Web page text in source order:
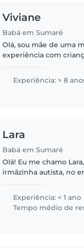
Viviane
Babá em Sumaré
Olá, sou mãe de uma
experiência com
mêses. Sou cuidadosa,
Experiência: > 8
Lara
Babá em Sumaré
Olá! Eu me chamo
irmãzinha autista, no
Gosto bastante de
Experiência: < 1 ano
Tempo médio de